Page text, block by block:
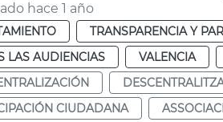
hace 1 año
TRANSPARENCIA Y
LAS AUDIENCIAS
VALENCIA
CIUDADANA